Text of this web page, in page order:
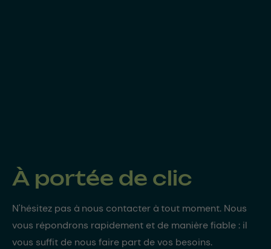
À portée de clic
N'hésitez pas à nous contacter à tout moment. Nous
vous répondrons rapidement et de manière fiable : il
vous suffit de nous faire part de vos besoins.